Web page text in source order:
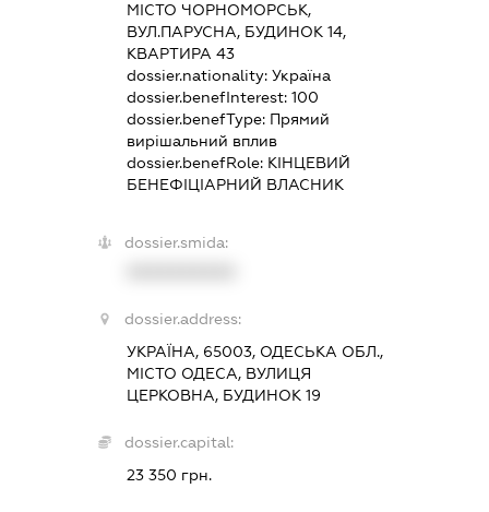
МІСТО ЧОРНОМОРСЬК,
ВУЛ.ПАРУСНА, БУДИНОК 14,
КВАРТИРА 43
dossier.nationality:Україна
dossier.benefInterest:100
dossier.benefType: Прямий
вирішальний вплив
dossier.benefRole: КІНЦЕВИЙ
БЕНЕФІЦІАРНИЙ ВЛАСНИК
dossier.smida:
dossier.address:
УКРАЇНА, 65003, ОДЕСЬКА ОБЛ.,
МІСТО ОДЕСА, ВУЛИЦЯ
ЦЕРКОВНА, БУДИНОК 19
dossier.capital:
23 350 грн.